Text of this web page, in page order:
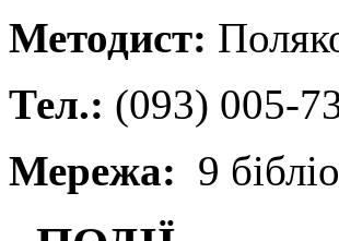
Методист:
Тел.: (093) 005-
Мережа: 9